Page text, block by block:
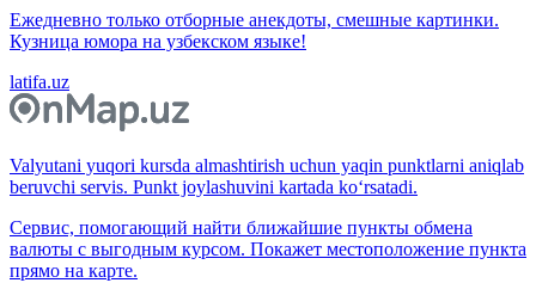
Ежедневно только отборные анекдоты, смешные картинки.
Кузница юмора на узбекском языке!
latifa.uz
Valyutani yuqori kursda almashtirish uchun yaqin punktlarni aniqlab
beruvchi servis. Punkt joylashuvini kartada ko‘rsatadi.
Сервис, помогающий найти ближайшие пункты обмена
валюты с выгодным курсом. Покажет местоположение пункта
прямо на карте.